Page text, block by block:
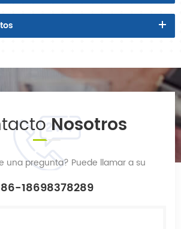
Nosotros
una pregunta? Puede llamar a su
86-18698378289